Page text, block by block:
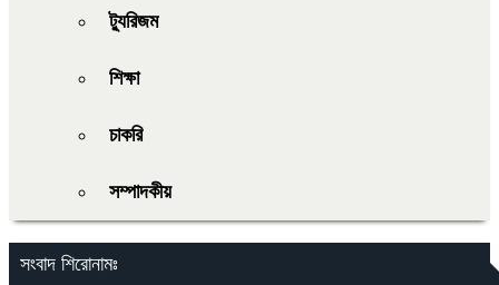
ট্যুরিজম
শিক্ষা
চাকরি
সম্পাদকীয়
সংবাদ শিরোনামঃ